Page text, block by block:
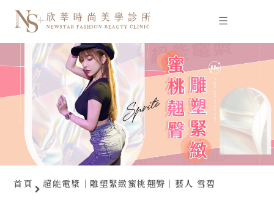
要
首頁 超能電漿｜雕塑緊緻蜜桃翹臀｜藝人 雪碧